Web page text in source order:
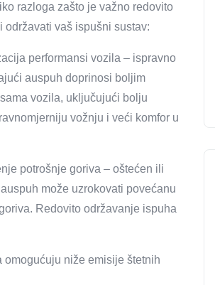
razloga zašto je važno redovito
održavati vaš ispušni sustav:
performansi vozila – ispravno
auspuh doprinosi boljim
vozila, uključujući bolju
vožnju i veći komfor u
potrošnje goriva – oštećen ili
može uzrokovati povećanu
Redovito održavanje ispuha
niže emisije štetnih